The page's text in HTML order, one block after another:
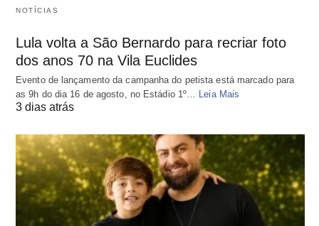
NOTÍCIAS
Lula volta a São Bernardo para recriar foto
dos anos 70 na Vila Euclides
Evento de lançamento da campanha do petista está marcado para
as 9h do dia 16 de agosto, no Estádio 1º… Leia Mais
3 dias atrás